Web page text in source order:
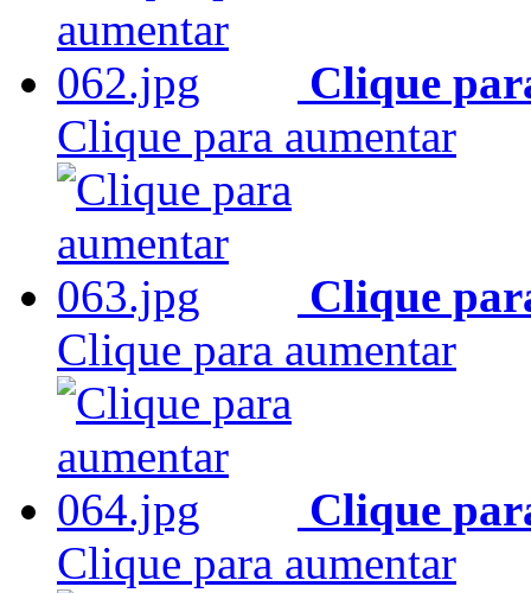
Clique
Clique para aumentar
Clique
Clique para aumentar
Clique
Clique para aumentar